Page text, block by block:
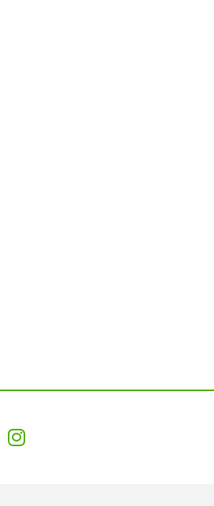
Facebook
Instagram